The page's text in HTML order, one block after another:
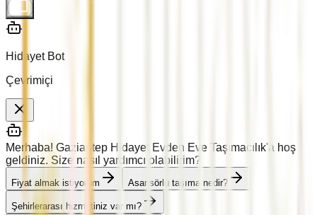
Hidayet Bot
Çevrimiçi
Merhaba! Gaziantep Hidayet Evden Eve Taşımacılık'a hoş
geldiniz. Size nasıl yardımcı olabilirim?
Fiyat almak istiyorum Asansörlü taşıma nedir?
Şehirlerarası hizmetiniz var mı?